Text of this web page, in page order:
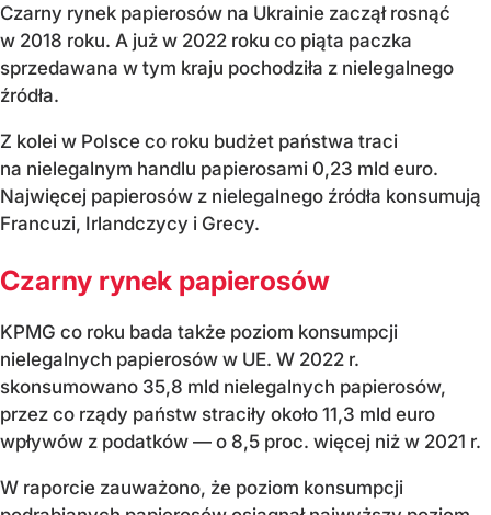
Czarny rynek papierosów na Ukrainie zaczął rosnąć
w 2018 roku. A już w 2022 roku co piąta paczka
sprzedawana w tym kraju pochodziła z nielegalnego
źródła.
Z kolei w Polsce co roku budżet państwa traci
na nielegalnym handlu papierosami 0,23 mld euro.
Najwięcej papierosów z nielegalnego źródła konsumują
Francuzi, Irlandczycy i Grecy.
Czarny rynek papierosów
KPMG co roku bada także poziom konsumpcji
nielegalnych papierosów w UE. W 2022 r.
skonsumowano 35,8 mld nielegalnych papierosów,
przez co rządy państw straciły około 11,3 mld euro
wpływów z podatków — o 8,5 proc. więcej niż w 2021 r.
W raporcie zauważono, że poziom konsumpcji